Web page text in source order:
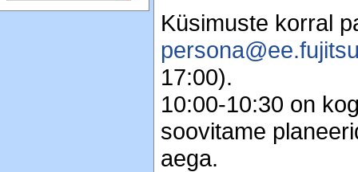
Küsimuste korral
17:00).
10:00-10:30 on
soovitame
aega.